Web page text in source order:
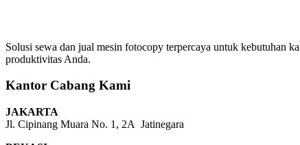
Solusi sewa dan jual mesin fotocopy terpercaya untuk kebutuhan
produktivitas Anda.
Kantor Cabang Kami
JAKARTA
Jl. Cipinang Muara No. 1, 2A Jatinegara